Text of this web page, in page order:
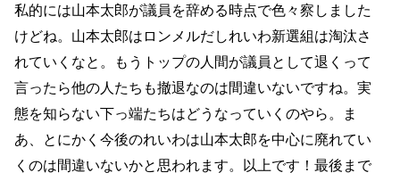
私的には山本太郎が議員を辞める時点で色々察しました
けどね。山本太郎はロンメルだしれいわ新選組は淘汰さ
れていくなと。もうトップの人間が議員として退くって
言ったら他の人たちも撤退なのは間違いないですね。実
態を知らない下っ端たちはどうなっていくのやら。ま
あ、とにかく今後のれいわは山本太郎を中心に廃れてい
くのは間違いないかと思われます。以上です！最後まで